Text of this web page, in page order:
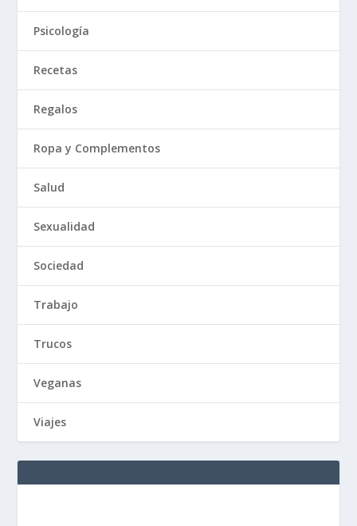
Psicología
Recetas
Regalos
Ropa y Complementos
Salud
Sexualidad
Sociedad
Trabajo
Trucos
Veganas
Viajes